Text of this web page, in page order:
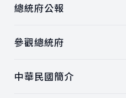
總統府公報
參觀總統府
中華民國簡介